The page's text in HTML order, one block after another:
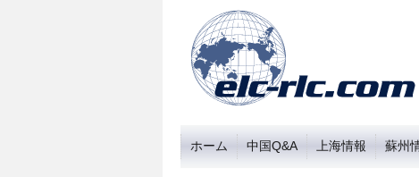
ホーム 中国Q&A 上海情報 蘇州